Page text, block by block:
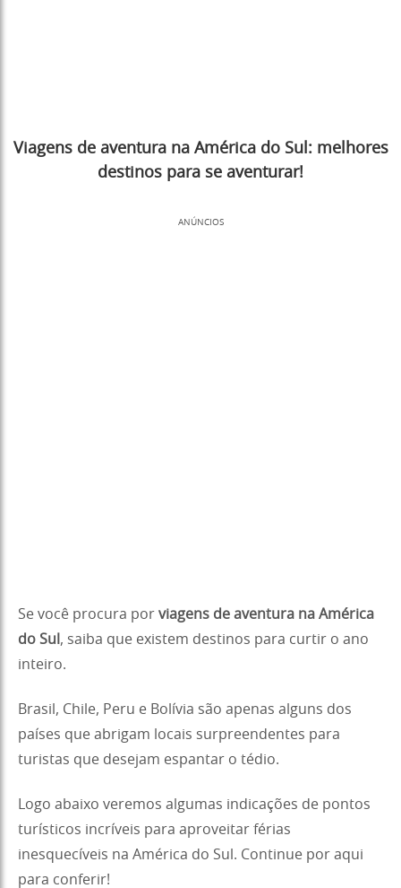
Viagens de aventura na América do Sul: melhores
destinos para se aventurar!
ANÚNCIOS
Se você procura por viagens de aventura na América
do Sul , saiba que existem destinos para curtir o ano
inteiro.
Brasil, Chile, Peru e Bolívia são apenas alguns dos
países que abrigam locais surpreendentes para
turistas que desejam espantar o tédio.
Logo abaixo veremos algumas indicações de pontos
turísticos incríveis para aproveitar férias
inesquecíveis na América do Sul. Continue por aqui
para conferir!